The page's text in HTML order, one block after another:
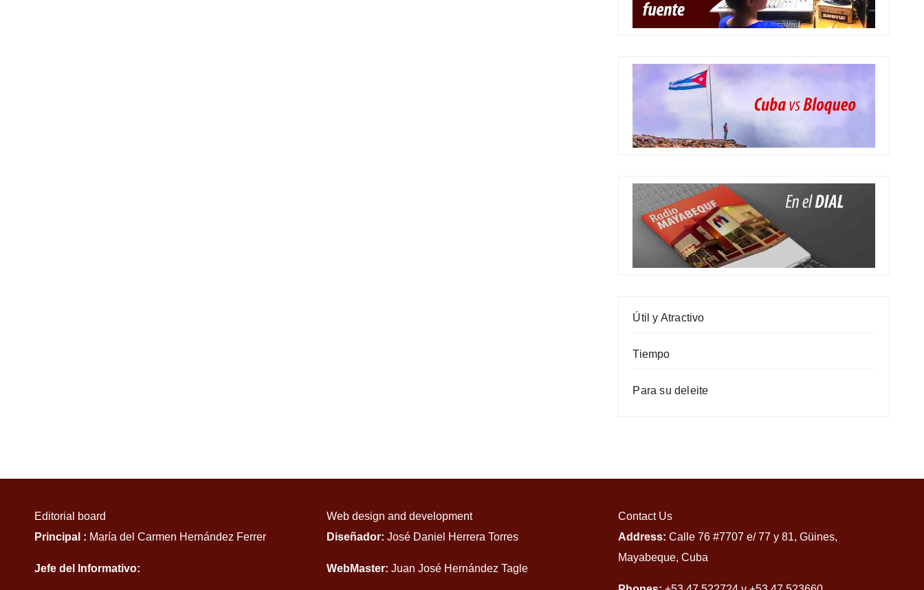
Útil y Atractivo
Tiempo
Para su deleite
Editorial board
Principal : María del Carmen Hernández Ferrer
Jefe del Informativo:
Web design and development
Diseñador: José Daniel Herrera Torres
WebMaster: Juan José Hernández Tagle
Contact Us
Address: Calle 76 #7707 e/ 77 y 81, Güines,
Mayabeque, Cuba